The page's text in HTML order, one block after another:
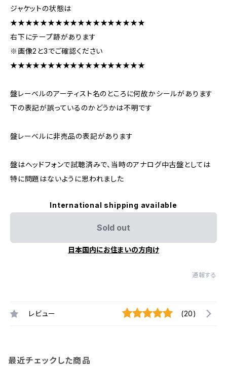
ジャケットの状態は
★★★★★★★★★★★★★★★★★★
右下にテープ跡があります
※画像2と3でご確認ください
★★★★★★★★★★★★★★★★★★
盤レーベルのアーティスト名のところに何故かシールがあります
下の表記が誤っているのかどうかは不明です
盤レーベルに非売品の表記があります
盤はヘッドフォンで試聴済みで、当時のアナログ中古盤としては
特に問題はないように思われました
International shipping available
Sold out
日本国内にお住まいの方向け
通報する
レビュー (20)
最近チェックした商品